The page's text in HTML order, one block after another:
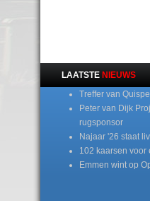
LAATSTE NIEUWS
Treffer van
Peter van Dijk
rugsponsor
Najaar '26 staat
102 kaarsen voor
Emmen wint op